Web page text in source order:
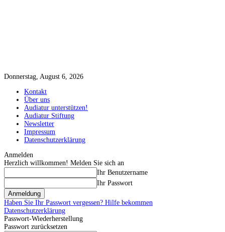
Donnerstag, August 6, 2026
Kontakt
Über uns
Audiatur unterstützen!
Audiatur Stiftung
Newsletter
Impressum
Datenschutzerklärung
Anmelden
Herzlich willkommen! Melden Sie sich an
Ihr Benutzername
Ihr Passwort
Haben Sie Ihr Passwort vergessen? Hilfe bekommen
Datenschutzerklärung
Passwort-Wiederherstellung
Passwort zurücksetzen